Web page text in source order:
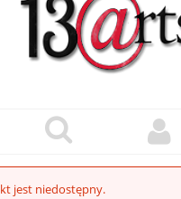
jest niedostępny.